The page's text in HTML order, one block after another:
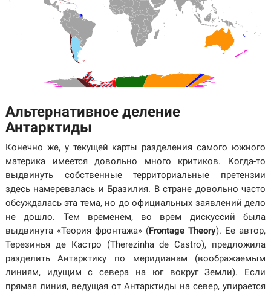
Альтернативное деление
Антарктиды
Конечно же, у текущей карты разделения самого южного
материка имеется довольно много критиков. Когда-то
выдвинуть собственные территориальные претензии
здесь намеревалась и Бразилия. В стране довольно часто
обсуждалась эта тема, но до официальных заявлений дело
не дошло. Тем временем, во врем дискуссий была
выдвинута «Теория фронтажа» (Frontage Theory). Ее автор,
Терезинья де Кастро (Therezinha de Castro), предложила
разделить Антарктику по меридианам (воображаемым
линиям, идущим с севера на юг вокруг Земли). Если
прямая линия, ведущая от Антарктиды на север, упирается